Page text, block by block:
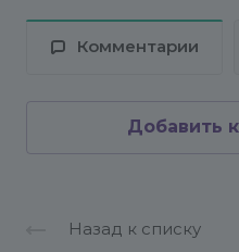
),
персональном разделе
Комментарии
Добавить
Назад к списку